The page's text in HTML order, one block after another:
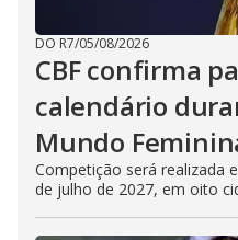
DO R7/05/08/2026
CBF confirma
calendário
Mundo
Competição será realizada
de julho de 2027, em oito